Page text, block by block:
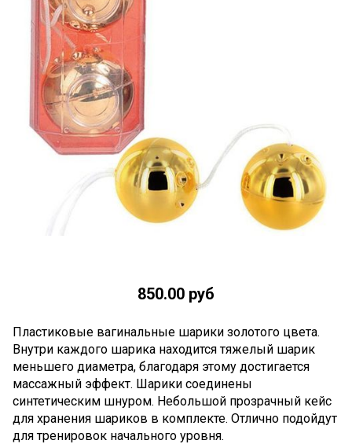
850.00 руб
Пластиковые вагинальные шарики золотого цвета.
Внутри каждого шарика находится тяжелый шарик
меньшего диаметра, благодаря этому достигается
массажный эффект. Шарики соединены
синтетическим шнуром. Небольшой прозрачный кейс
для хранения шариков в комплекте. Отлично подойдут
для тренировок начального уровня.